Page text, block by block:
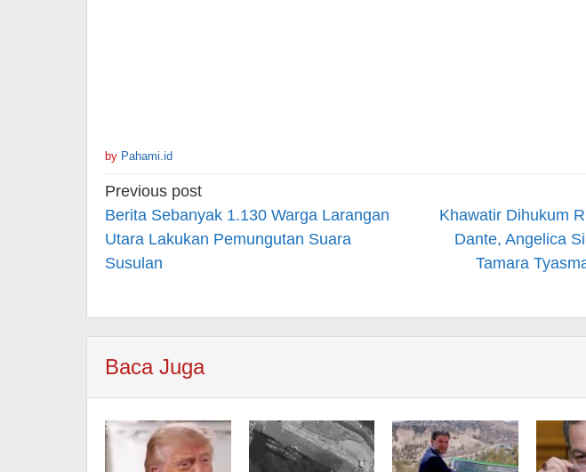
by Pahami.id
Post
navigation
Previous post
Berita Sebanyak 1.130 Warga Larangan
Utara Lakukan Pemungutan Suara
Susulan
Khawatir Dihukum
Dante, Angelica
Tamara
Baca Juga